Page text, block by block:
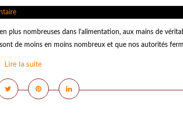
plus nombreuses dans l'alimentation, aux mains de
de moins en moins nombreux et que nos autorités
Lire la suite